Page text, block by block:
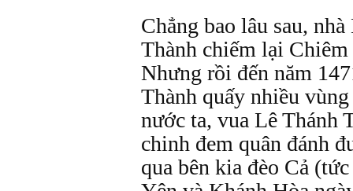
Chẳng bao lâu sau,
Thành chiếm lại
Nhưng rồi đến năm
Thành quấy nhiều
nước ta, vua Lê Thánh
chinh đem quân đánh
qua bên kia đèo Cả